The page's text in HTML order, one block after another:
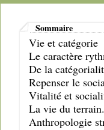
Sommaire
Vie et catégorie
Le caractère
De la
Repenser le
Vitalité et
La vie du
Anthropologie